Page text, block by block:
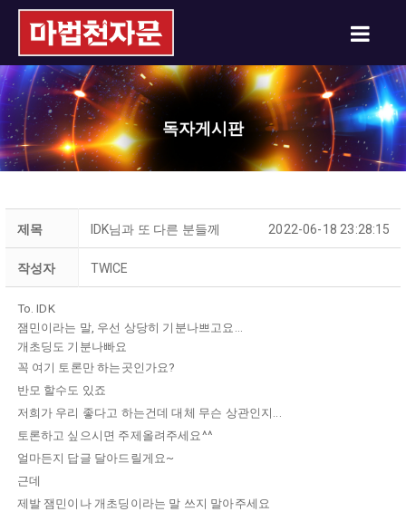
독자게시판
제목 IDK님과 또 다른 분들께 2022-06-18 23:28:15
작성자 TWICE
To. IDK
잼민이라는 말, 우선 상당히 기분나쁘고요...
개초딩도 기분나빠요
꼭 여기 토론만 하는곳인가요?
반모 할수도 있죠
저희가 우리 좋다고 하는건데 대체 무슨 상관인지...
토론하고 싶으시면 주제올려주세요^^
얼마든지 답글 달아드릴게요~
근데
제발 잼민이나 개초딩이라는 말 쓰지 말아주세요